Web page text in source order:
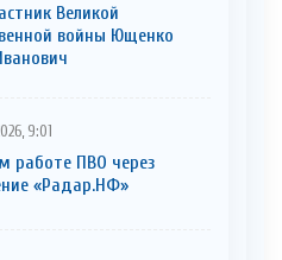
Великой
войны Ющенко
9:01
работе ПВО через
«Радар.НФ»